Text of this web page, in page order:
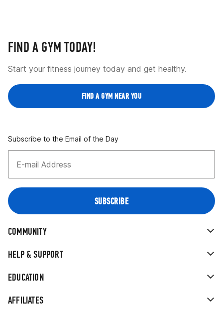
AFFILIATES
EDUCATION
HELP & SUPPORT
COMMUNITY
FIND A GYM TODAY!
Start your fitness journey today and get healthy.
FIND A GYM NEAR YOU
Subscribe to the Email of the Day